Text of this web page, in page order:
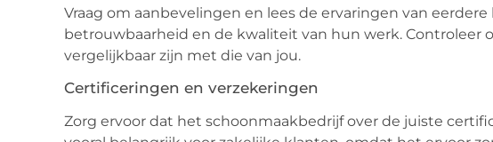
Vraag om aanbevelingen en lees de ervaringen van
betrouwbaarheid en de kwaliteit van hun werk. Controleer
vergelijkbaar zijn met die van jou.
Certificeringen en verzekeringen
Zorg ervoor dat het schoonmaakbedrijf over de juiste